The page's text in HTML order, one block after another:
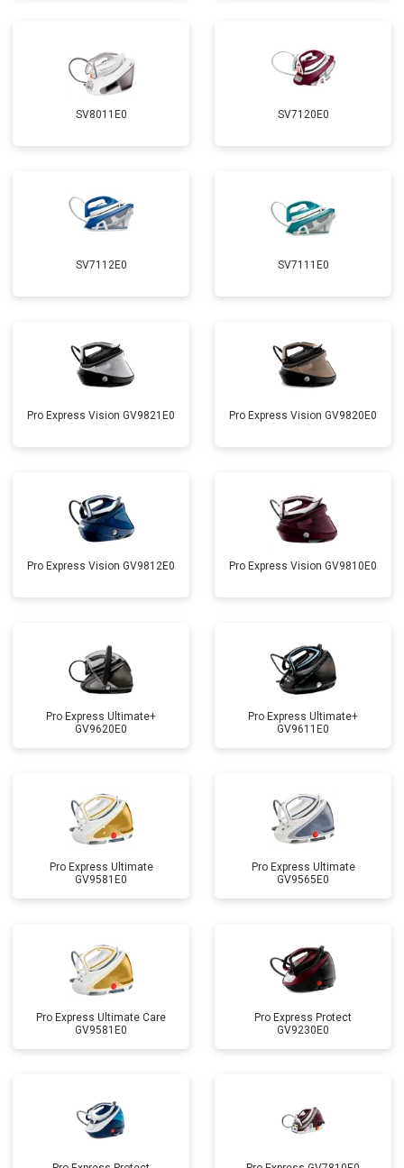
SV8011E0 SV7120E0
SV7112E0 SV7111E0
Pro Express Vision GV9821E0 Pro Express Vision GV9820E0
Pro Express Vision GV9812E0 Pro Express Vision GV9810E0
Pro Express Ultimate+
GV9620E0
Pro Express Ultimate+
GV9611E0
Pro Express Ultimate
GV9581E0
Pro Express Ultimate
GV9565E0
Pro Express Ultimate Care
GV9581E0
Pro Express Protect
GV9230E0